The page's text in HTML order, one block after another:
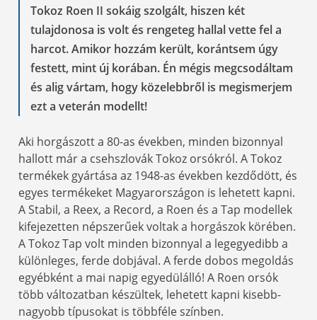
Tokoz Roen II sokáig szolgált, hiszen két
tulajdonosa is volt és rengeteg hallal vette fel a
harcot. Amikor hozzám került, korántsem úgy
festett, mint új korában. Én mégis megcsodáltam
és alig vártam, hogy közelebbről is megismerjem
ezt a veterán modellt!
Aki horgászott a 80-as években, minden bizonnyal
hallott már a csehszlovák Tokoz orsókról. A Tokoz
termékek gyártása az 1948-as években kezdődött, és
egyes termékeket Magyarországon is lehetett kapni.
A Stabil, a Reex, a Record, a Roen és a Tap modellek
kifejezetten népszerűek voltak a horgászok körében.
A Tokoz Tap volt minden bizonnyal a legegyedibb a
különleges, ferde dobjával. A ferde dobos megoldás
egyébként a mai napig egyedülálló! A Roen orsók
több változatban készültek, lehetett kapni kisebb-
nagyobb típusokat is többféle színben.